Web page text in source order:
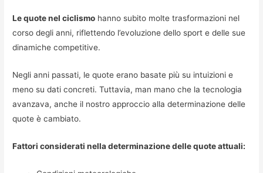
Le quote nel ciclismo hanno subito molte trasformazioni nel
corso degli anni, riflettendo l’evoluzione dello sport e delle sue
dinamiche competitive.
Negli anni passati, le quote erano basate più su intuizioni e
meno su dati concreti. Tuttavia, man mano che la tecnologia
avanzava, anche il nostro approccio alla determinazione delle
quote è cambiato.
Fattori considerati nella determinazione delle quote attuali: